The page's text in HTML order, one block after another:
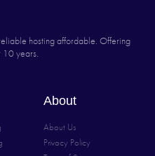
hosting affordable. Offering
10 years.
About
About Us
Privacy Policy